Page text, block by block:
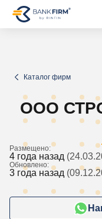
Каталог фирм
ООО
Размещено:
4 года назад
Обновлено:
3 года назад